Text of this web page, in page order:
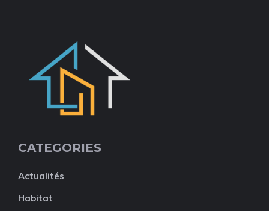
CATEGORIES
Actualités
Habitat